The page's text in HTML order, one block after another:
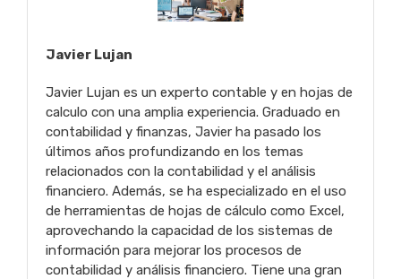
Javier Lujan
Javier Lujan es un experto contable y en hojas de
calculo con una amplia experiencia. Graduado en
contabilidad y finanzas, Javier ha pasado los
últimos años profundizando en los temas
relacionados con la contabilidad y el análisis
financiero. Además, se ha especializado en el uso
de herramientas de hojas de cálculo como Excel,
aprovechando la capacidad de los sistemas de
información para mejorar los procesos de
contabilidad y análisis financiero. Tiene una gran